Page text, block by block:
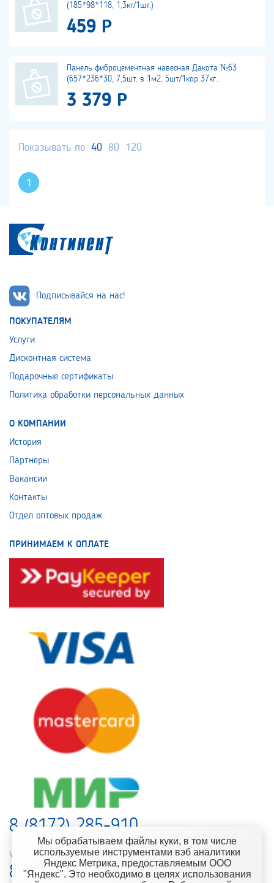
(185*98*118, 1,3кг/1шт.)
459 Р
Панель фиброцементная навесная Дакота №63
(657*236*30, 7,5шт. в 1м2, 5шт/1кор 37кг...
3 379 Р
Показывать по 40 80 120
1
Подписывайся на нас!
ПОКУПАТЕЛЯМ
Услуги
Дисконтная система
Подарочные сертификаты
Политика обработки персональных данных
О КОМПАНИИ
История
Партнеры
Вакансии
Контакты
Отдел оптовых продаж
ПРИНИМАЕМ К ОПЛАТЕ
8 (8172) 285-910
web-support@kontinent.ru
8 900 501-25-53
Мы обрабатываем файлы куки, в том числе
используемые инструментами вэб аналитики
Яндекс Метрика, предоставляемым ООО
"Яндекс". Это необходимо в целях использования